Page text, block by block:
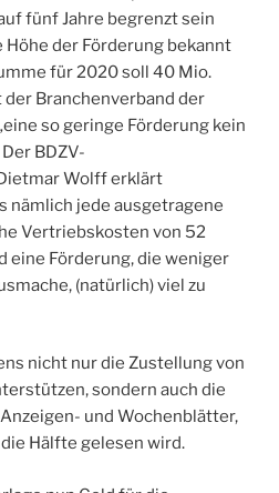
fünf Jahre begrenzt sein
Höhe der Förderung bekannt
für 2020 soll 40 Mio.
der Branchenverband der
so geringe Förderung kein
BDZV-
Wolff erklärt
nämlich jede ausgetragene
Vertriebskosten von 52
eine Förderung, die weniger
(natürlich) viel zu
nicht nur die Zustellung von
sondern auch die
und Wochenblätter,
Hälfte gelesen wird.